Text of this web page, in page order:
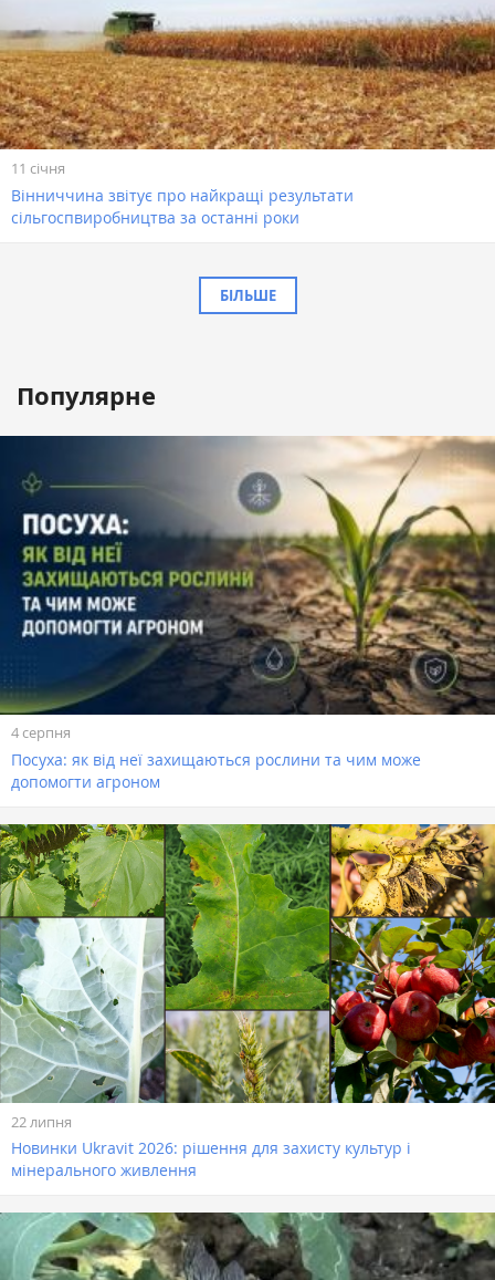
11 січня
Вінниччина звітує про найкращі результати
сільгоспвиробництва за останні роки
БІЛЬШЕ
Популярне
4 серпня
Посуха: як від неї захищаються рослини та чим може
допомогти агроном
22 липня
Новинки Ukravit 2026: рішення для захисту культур і
мінерального живлення